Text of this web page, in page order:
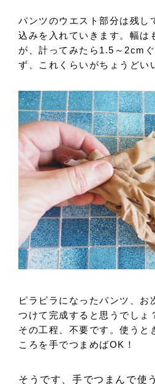
パンツのウエスト部分は残し
込みを入れていきます。幅は
が、計ってみたら1.5～2cm
ず、これくらいがちょうどい
ピラピラになったパンツ、お
つけて完成すると思うでしょ
その工程、不要です。使うと
ころを手でつまめばOK！
そうです、手でつまんで使